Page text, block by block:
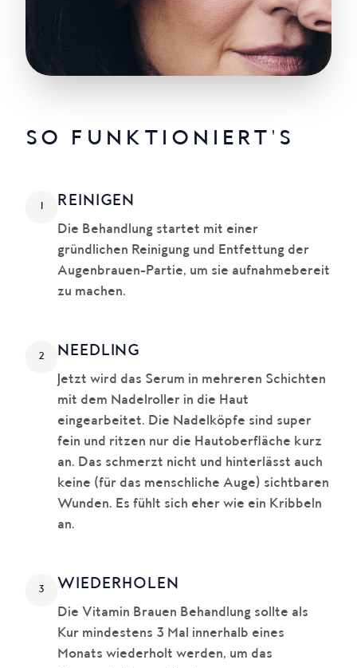
SO FUNKTIONIERT'S
REINIGEN
Die Behandlung startet mit einer
gründlichen Reinigung und Entfettung der
Augenbrauen-Partie, um sie aufnahmebereit
zu machen.
2 NEEDLING
Jetzt wird das Serum in mehreren Schichten
mit dem Nadelroller in die Haut
eingearbeitet. Die Nadelköpfe sind super
fein und ritzen nur die Hautoberfläche kurz
an. Das schmerzt nicht und hinterlässt auch
keine (für das menschliche Auge) sichtbaren
Wunden. Es fühlt sich eher wie ein Kribbeln
an.
3 WIEDERHOLEN
Die Vitamin Brauen Behandlung sollte als
Kur mindestens 3 Mal innerhalb eines
Monats wiederholt werden, um das